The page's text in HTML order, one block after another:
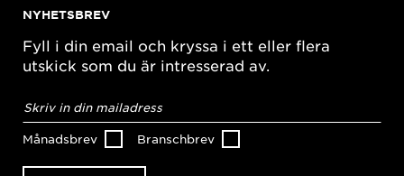
NYHETSBREV
Fyll i din email och kryssa i ett eller flera
utskick som du är intresserad av.
postadress*
Månadsbrev Branschbrev